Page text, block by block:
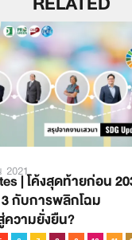
2021| โค้งสุดท้ายก่อน
กับการพลิกโฉม
ความยั่งยืน?